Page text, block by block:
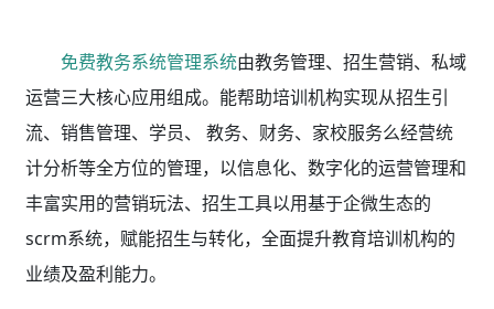
免费教务系统管理系统由教务管理、招生营销、私域
运营三大核心应用组成。能帮助培训机构实现从招生引
流、销售管理、学员、 教务、财务、家校服务么经营统
计分析等全方位的管理，以信息化、数字化的运营管理和
丰富实用的营销玩法、招生工具以用基于企微生态的
scrm系统，赋能招生与转化，全面提升教育培训机构的
业绩及盈利能力。